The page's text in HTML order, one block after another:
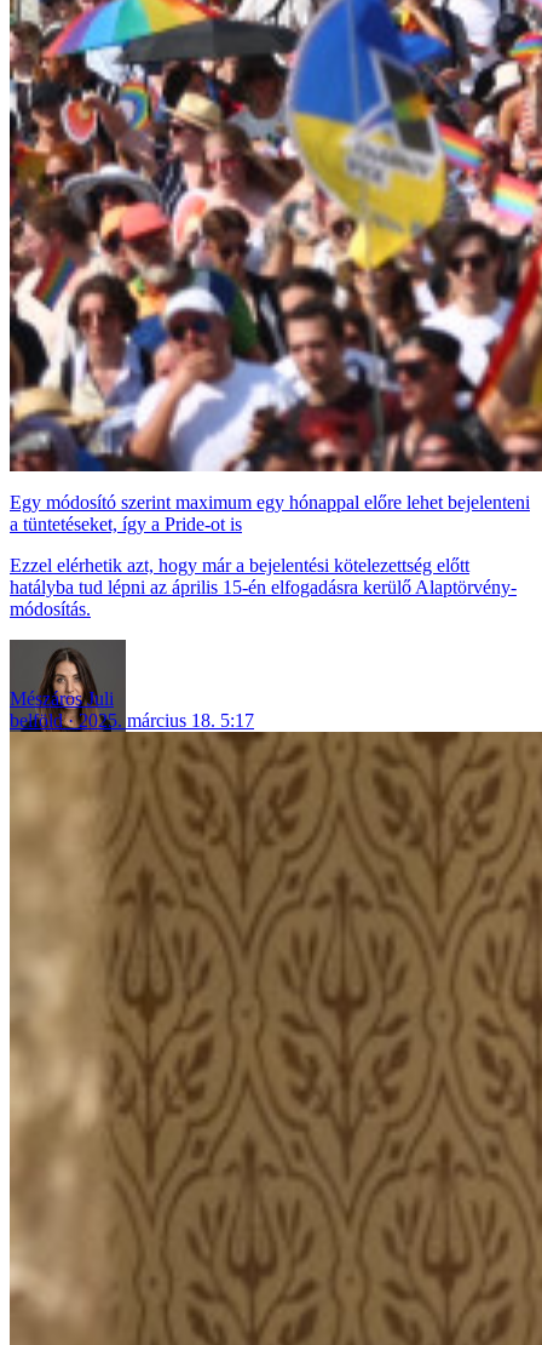
Egy módosító szerint maximum egy hónappal előre lehet bejelenteni
a tüntetéseket, így a Pride-ot is
Ezzel elérhetik azt, hogy már a bejelentési kötelezettség előtt
hatályba tud lépni az április 15-én elfogadásra kerülő Alaptörvény-
módosítás.
Mészáros Juli
belföld
2025. március 18. 5:17